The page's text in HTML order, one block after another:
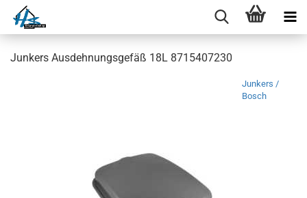
Junkers Ausdehnungsgefäß 18L 8715407230
Junkers /
Bosch